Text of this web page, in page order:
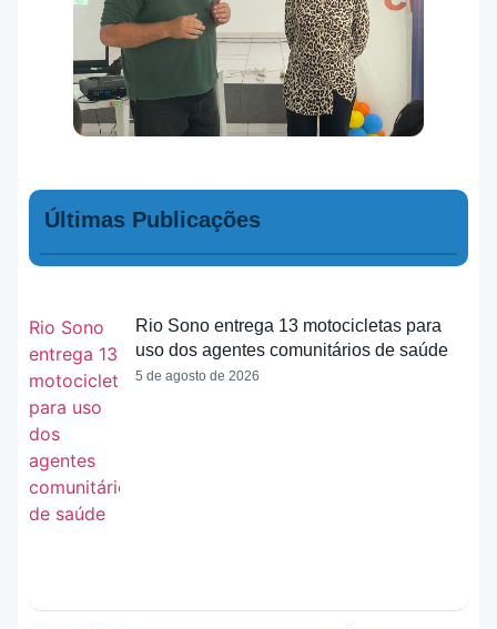
Últimas Publicações
Rio Sono entrega 13 motocicletas para
uso dos agentes comunitários de saúde
5 de agosto de 2026